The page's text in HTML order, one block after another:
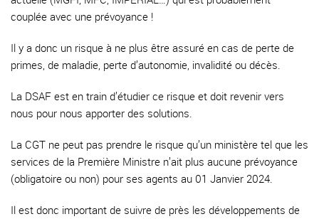
couplée avec une prévoyance !
Il y a donc un risque à ne plus être assuré en cas de perte de
primes, de maladie, perte d’autonomie, invalidité ou décès.
La DSAF est en train d’étudier ce risque et doit revenir vers
nous pour nous apporter des solutions.
La CGT ne peut pas prendre le risque qu’un ministère tel que les
services de la Première Ministre n’ait plus aucune prévoyance
(obligatoire ou non) pour ses agents au 01 Janvier 2024.
Il est donc important de suivre de près les développements de